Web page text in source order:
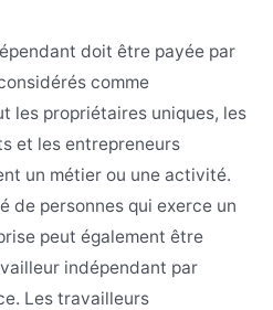
doit être payée par
comme
les propriétaires uniques, les
et les entrepreneurs
un métier ou une activité.
de personnes qui exerce un
peut également être
indépendant par
Les travailleurs